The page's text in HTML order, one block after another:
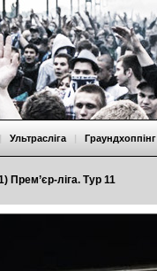
Прем’єр-ліга. Тур 11
Ультрасліга | Граундхоппінг